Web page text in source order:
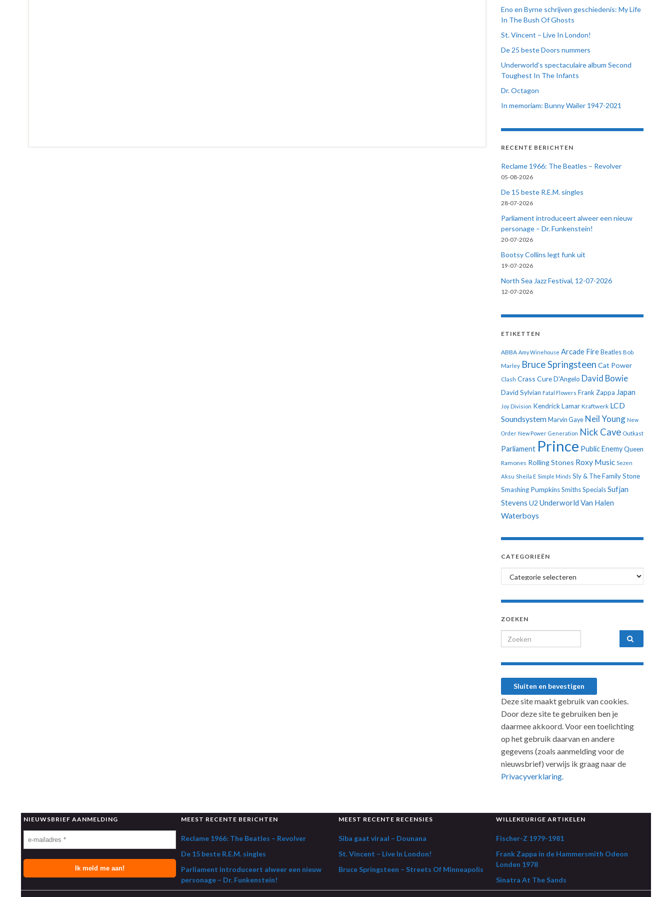
Eno en Byrne schrijven geschiedenis: My Life
In The Bush Of Ghosts
St. Vincent – Live In London!
De 25 beste Doors nummers
Underworld’s spectaculaire album Second
Toughest In The Infants
Dr. Octagon
In memoriam: Bunny Wailer 1947-2021
RECENTE BERICHTEN
Reclame 1966: The Beatles – Revolver
05-08-2026
De 15 beste R.E.M. singles
28-07-2026
Parliament introduceert alweer een nieuw
personage – Dr. Funkenstein!
20-07-2026
Bootsy Collins legt funk uit
19-07-2026
North Sea Jazz Festival, 12-07-2026
12-07-2026
ETIKETTEN
ABBA Amy Winehouse Arcade Fire Beatles Bob
Marley Bruce Springsteen Cat Power
Clash Crass CureD'Angelo David Bowie
David Sylvian Fatal Flowers Frank Zappa Japan
Joy Division Kendrick Lamar Kraftwerk LCD
Soundsystem Marvin Gaye Neil Young New
Order New Power Generation Nick Cave Outkast
Parliament Prince Public EnemyQueen
Ramones Rolling Stones Roxy Music Sezen
Aksu Sheila E Simple Minds Sly & The Family Stone
Smashing PumpkinsSmithsSpecialsSufjan
Stevens U2 Underworld Van Halen
Waterboys
CATEGORIEËN
Categorieën
ZOEKEN
Search for:
Deze site maakt gebruik van cookies.
Door deze site te gebruiken ben je
daarmee akkoord. Voor een toelichting
op het gebruik daarvan en andere
gegevens (zoals aanmelding voor de
nieuwsbrief) verwijs ik graag naar de
Privacyverklaring.
NIEUWSBRIEF AANMELDING MEEST RECENTE BERICHTEN
Reclame 1966: The Beatles – Revolver
De 15 beste R.E.M. singles
Parliament introduceert alweer een nieuw
personage – Dr. Funkenstein!
MEEST RECENTE RECENSIES
Siba gaat viraal – Dounana
St. Vincent – Live In London!
Bruce Springsteen – Streets Of Minneapolis
WILLEKEURIGE ARTIKELEN
Fischer-Z 1979-1981
Frank Zappa in de Hammersmith Odeon
Londen 1978
Sinatra At The Sands